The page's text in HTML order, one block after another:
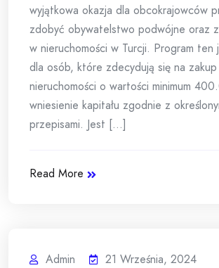
wyjątkowa okazja dla obcokrajowców
zdobyć obywatelstwo podwójne oraz
w nieruchomości w Turcji. Program
dla osób, które zdecydują się na zakup
nieruchomości o wartości minimum
wniesienie kapitału zgodnie z
przepisami. Jest [...]
Read More
Admin
21 Września, 2024